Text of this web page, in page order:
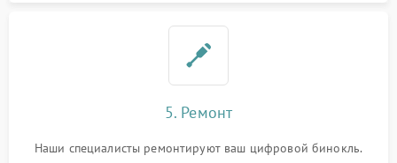
5. Ремонт
Наши специалисты ремонтируют ваш цифровой бинокль.